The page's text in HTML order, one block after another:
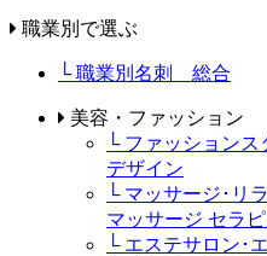
職業別で選ぶ
└ 職業別名刺 総合
美容・ファッション
└ ファッション
デザイン
└ マッサージ･リ
マッサージ セラ
└ エステサロン･